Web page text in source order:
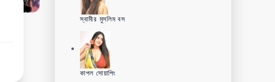
স্বামীর মুসলিম বস
কাপল সোয়াপিং